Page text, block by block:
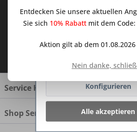
Ich habe die
Service Hotline
Shop Service
Entdecken Sie unsere aktuellen
Sie sich 10% Rabattmit dem Code:
Aktion gilt ab dem 01.08.2026
Nein danke,
Netzwerken
werden nur mit Ihrer
Ablehnen
Konfigurieren
Alle akzeptieren